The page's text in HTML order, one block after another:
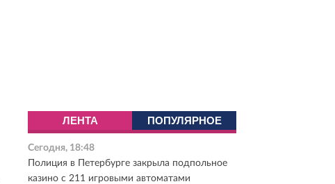
ЛЕНТА ПОПУЛЯРНОЕ
Сегодня, 18:48
Полиция в Петербурге закрыла подпольное
казино с 211 игровыми автоматами